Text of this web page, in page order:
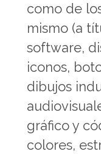
como de
mismo (a
software,
iconos,
dibujos
gráfico y
colores,